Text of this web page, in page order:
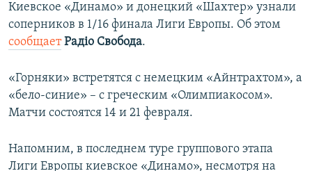
Все сайты RFE/RL
Киевское «Динамо» и донецкий «Шахтер» узнали
соперников в 1/16 финала Лиги Европы. Об этом
сообщает Радіо Свобода.
«Горняки» встретятся с немецким «Айнтрахтом», а
«бело-синие» – с греческим «Олимпиакосом».
Матчи состоятся 14 и 21 февраля.
Напомним, в последнем туре группового этапа
Лиги Европы киевское «Динамо», несмотря на